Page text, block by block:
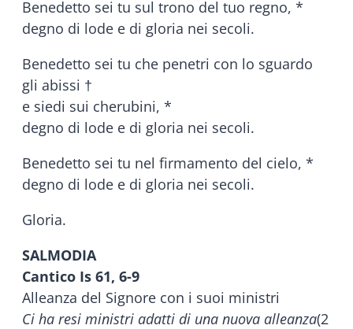
Benedetto sei tu sul trono del tuo regno, *
degno di lode e di gloria nei secoli.
Benedetto sei tu che penetri con lo sguardo
gli abissi †
e siedi sui cherubini, *
degno di lode e di gloria nei secoli.
Benedetto sei tu nel firmamento del cielo, *
degno di lode e di gloria nei secoli.
Gloria.
SALMODIA
Cantico Is 61, 6-9
Alleanza del Signore con i suoi ministri
Ci ha resi ministri adatti di una nuova alleanza(2